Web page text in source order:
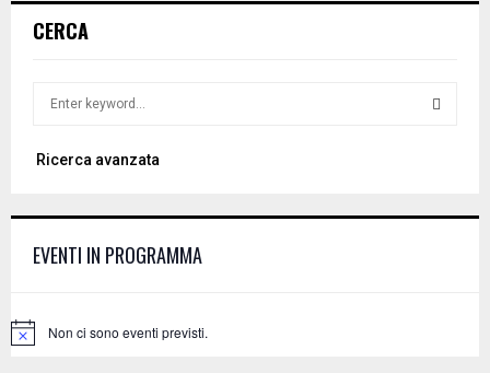
CERCA
r
o
Ricerca avanzata
EVENTI IN PROGRAMMA
N
Non ci sono eventi previsti.